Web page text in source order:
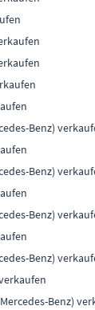
Benz)
Benz)
Benz)
Benz)
Benz)